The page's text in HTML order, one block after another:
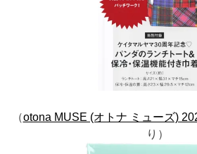
（otona MUSE (オトナ ミューズ)
り）